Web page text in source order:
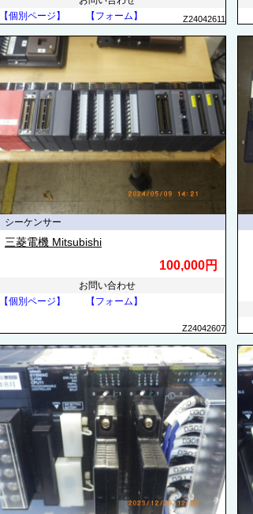
【個別ページ】
【フォーム】 Z24042611
シーケンサー
三菱電機 Mitsubishi
100,000円
お問い合わせ
【個別ページ】
【フォーム】
Z24042607